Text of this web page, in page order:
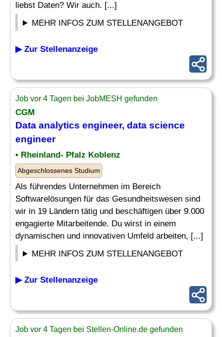
liebst Daten? Wir auch. [...]
MEHR INFOS ZUM STELLENANGEBOT
▶ Zur Stellenanzeige
Job vor 4 Tagen bei JobMESH gefunden
CGM
Data analytics engineer, data science
engineer
• Rheinland- Pfalz Koblenz
Abgeschlossenes Studium
Als führendes Unternehmen im Bereich
Softwarelösungen für das Gesundheitswesen sind
wir in 19 Ländern tätig und beschäftigen über 9.000
engagierte Mitarbeitende. Du wirst in einem
dynamischen und innovativen Umfeld arbeiten, [...]
MEHR INFOS ZUM STELLENANGEBOT
▶ Zur Stellenanzeige
Job vor 4 Tagen bei Stellen-Online.de gefunden